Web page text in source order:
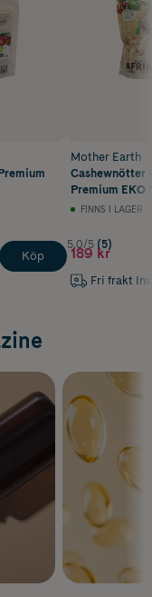
Köp
Mother Earth
Cashewnötter
Premium EKO
FINNS I LAGER
5.0/5 (5)
189 kr
Fri frakt